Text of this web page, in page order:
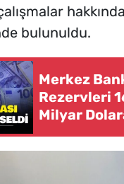
hakkında
bulunuldu.
Merkez
Rezervleri
Milyar